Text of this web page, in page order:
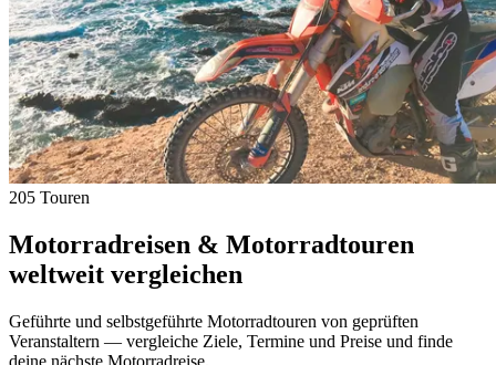
205 Touren
Motorradreisen & Motorradtouren
weltweit vergleichen
Geführte und selbstgeführte Motorradtouren von geprüften
Veranstaltern — vergleiche Ziele, Termine und Preise und finde